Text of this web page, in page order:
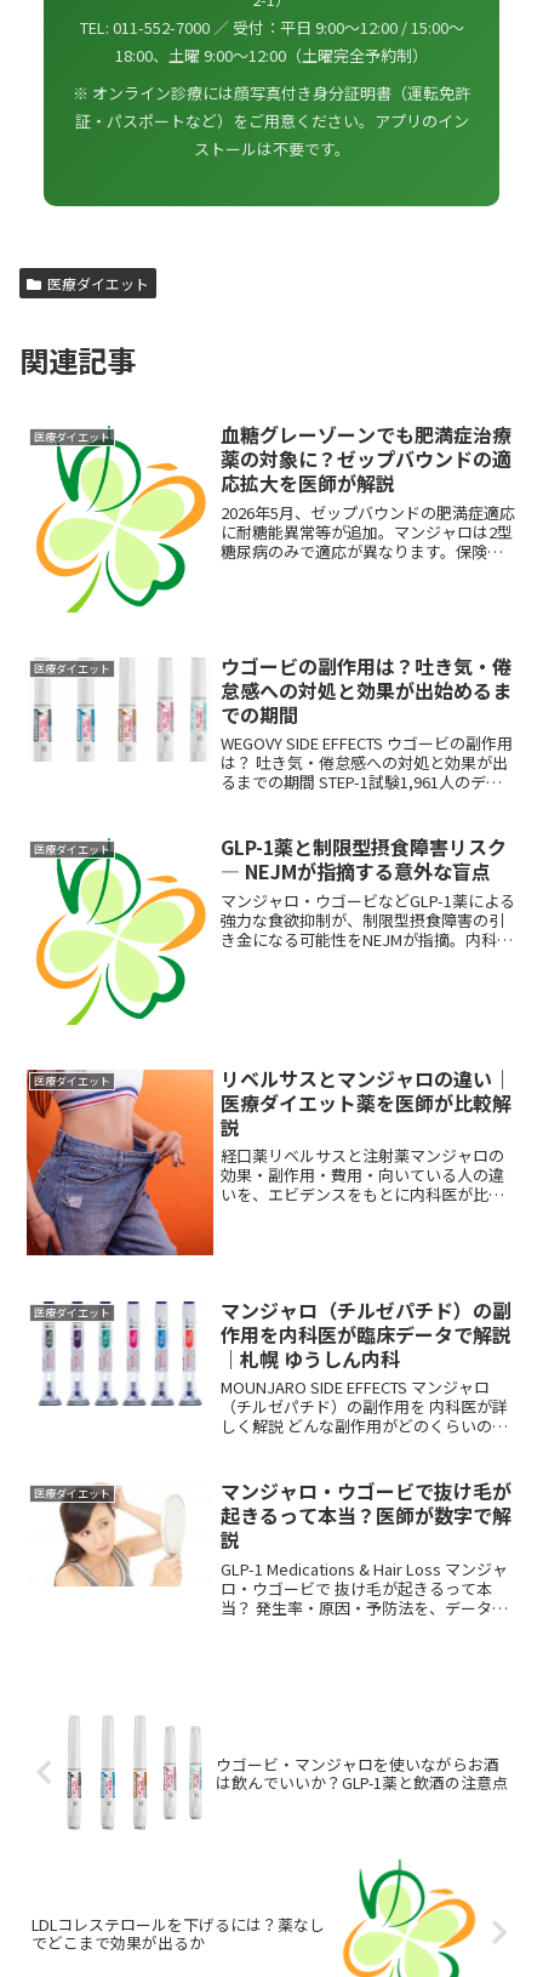
TEL: 011-552-7000 ／ 受付：平日 9:00〜12:00 / 15:00〜
18:00、土曜 9:00〜12:00（土曜完全予約制）
※ オンライン診療には顔写真付き身分証明書（運転免許
証・パスポートなど）をご用意ください。アプリのイン
ストールは不要です。
医療ダイエット
関連記事
医療ダイエット
血糖グレーゾーンでも肥満症治療
薬の対象に？ゼップバウンドの適
応拡大を医師が解説
2026年5月、ゼップバウンドの肥満症適応
に耐糖能異常等が追加。マンジャロは2型
糖尿病のみで適応が異なります。保険処
医療ダイエット
ウゴービの副作用は？吐き気・倦
怠感への対処と効果が出始めるま
での期間
WEGOVY SIDE EFFECTS ウゴービの副作用
は？ 吐き気・倦怠感への対処と効果が出
るまでの期間 STEP-1試験1,961人のデー
始め...
医療ダイエット
GLP-1薬と制限型摂食障害リスク
― NEJMが指摘する意外な盲点
マンジャロ・ウゴービなどGLP-1薬による
強力な食欲抑制が、制限型摂食障害の引
き金になる可能性をNEJMが指摘。内科医
医療ダイエット
リベルサスとマンジャロの違い｜
医療ダイエット薬を医師が比較解
説
経口薬リベルサスと注射薬マンジャロの
効果・副作用・費用・向いている人の違
いを、エビデンスをもとに内科医が比較
医療ダイエット
マンジャロ（チルゼパチド）の副
作用を内科医が臨床データで解説
｜札幌 ゆうしん内科
MOUNJARO SIDE EFFECTS マンジャロ
（チルゼパチド）の副作用を 内科医が詳
しく解説 どんな副作用がどのくらいの割
ロ（一般名：チル...
医療ダイエット
マンジャロ・ウゴービで抜け毛が
起きるって本当？医師が数字で解
説
GLP-1 Medications & Hair Loss マンジャ
ロ・ウゴービで 抜け毛が起きるって本
当？ 発生率・原因・予防法を、データを
ウゴービ・マンジャロを使いながらお酒
は飲んでいいか？GLP-1薬と飲酒の注意点
LDLコレステロールを下げるには？薬なし
でどこまで効果が出るか